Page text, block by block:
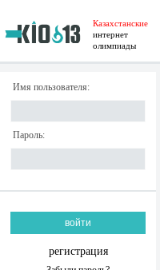
Казахстанские
интернет
олимпиады
Имя пользователя:
Пароль:
регистрация